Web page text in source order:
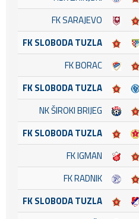
FK SARAJEVO
FK SLOBODA TUZLA
FK BORAC
FK SLOBODA TUZLA
NK ŠIROKI BRIJEG
FK SLOBODA TUZLA
FK IGMAN
FK RADNIK
FK SLOBODA TUZLA